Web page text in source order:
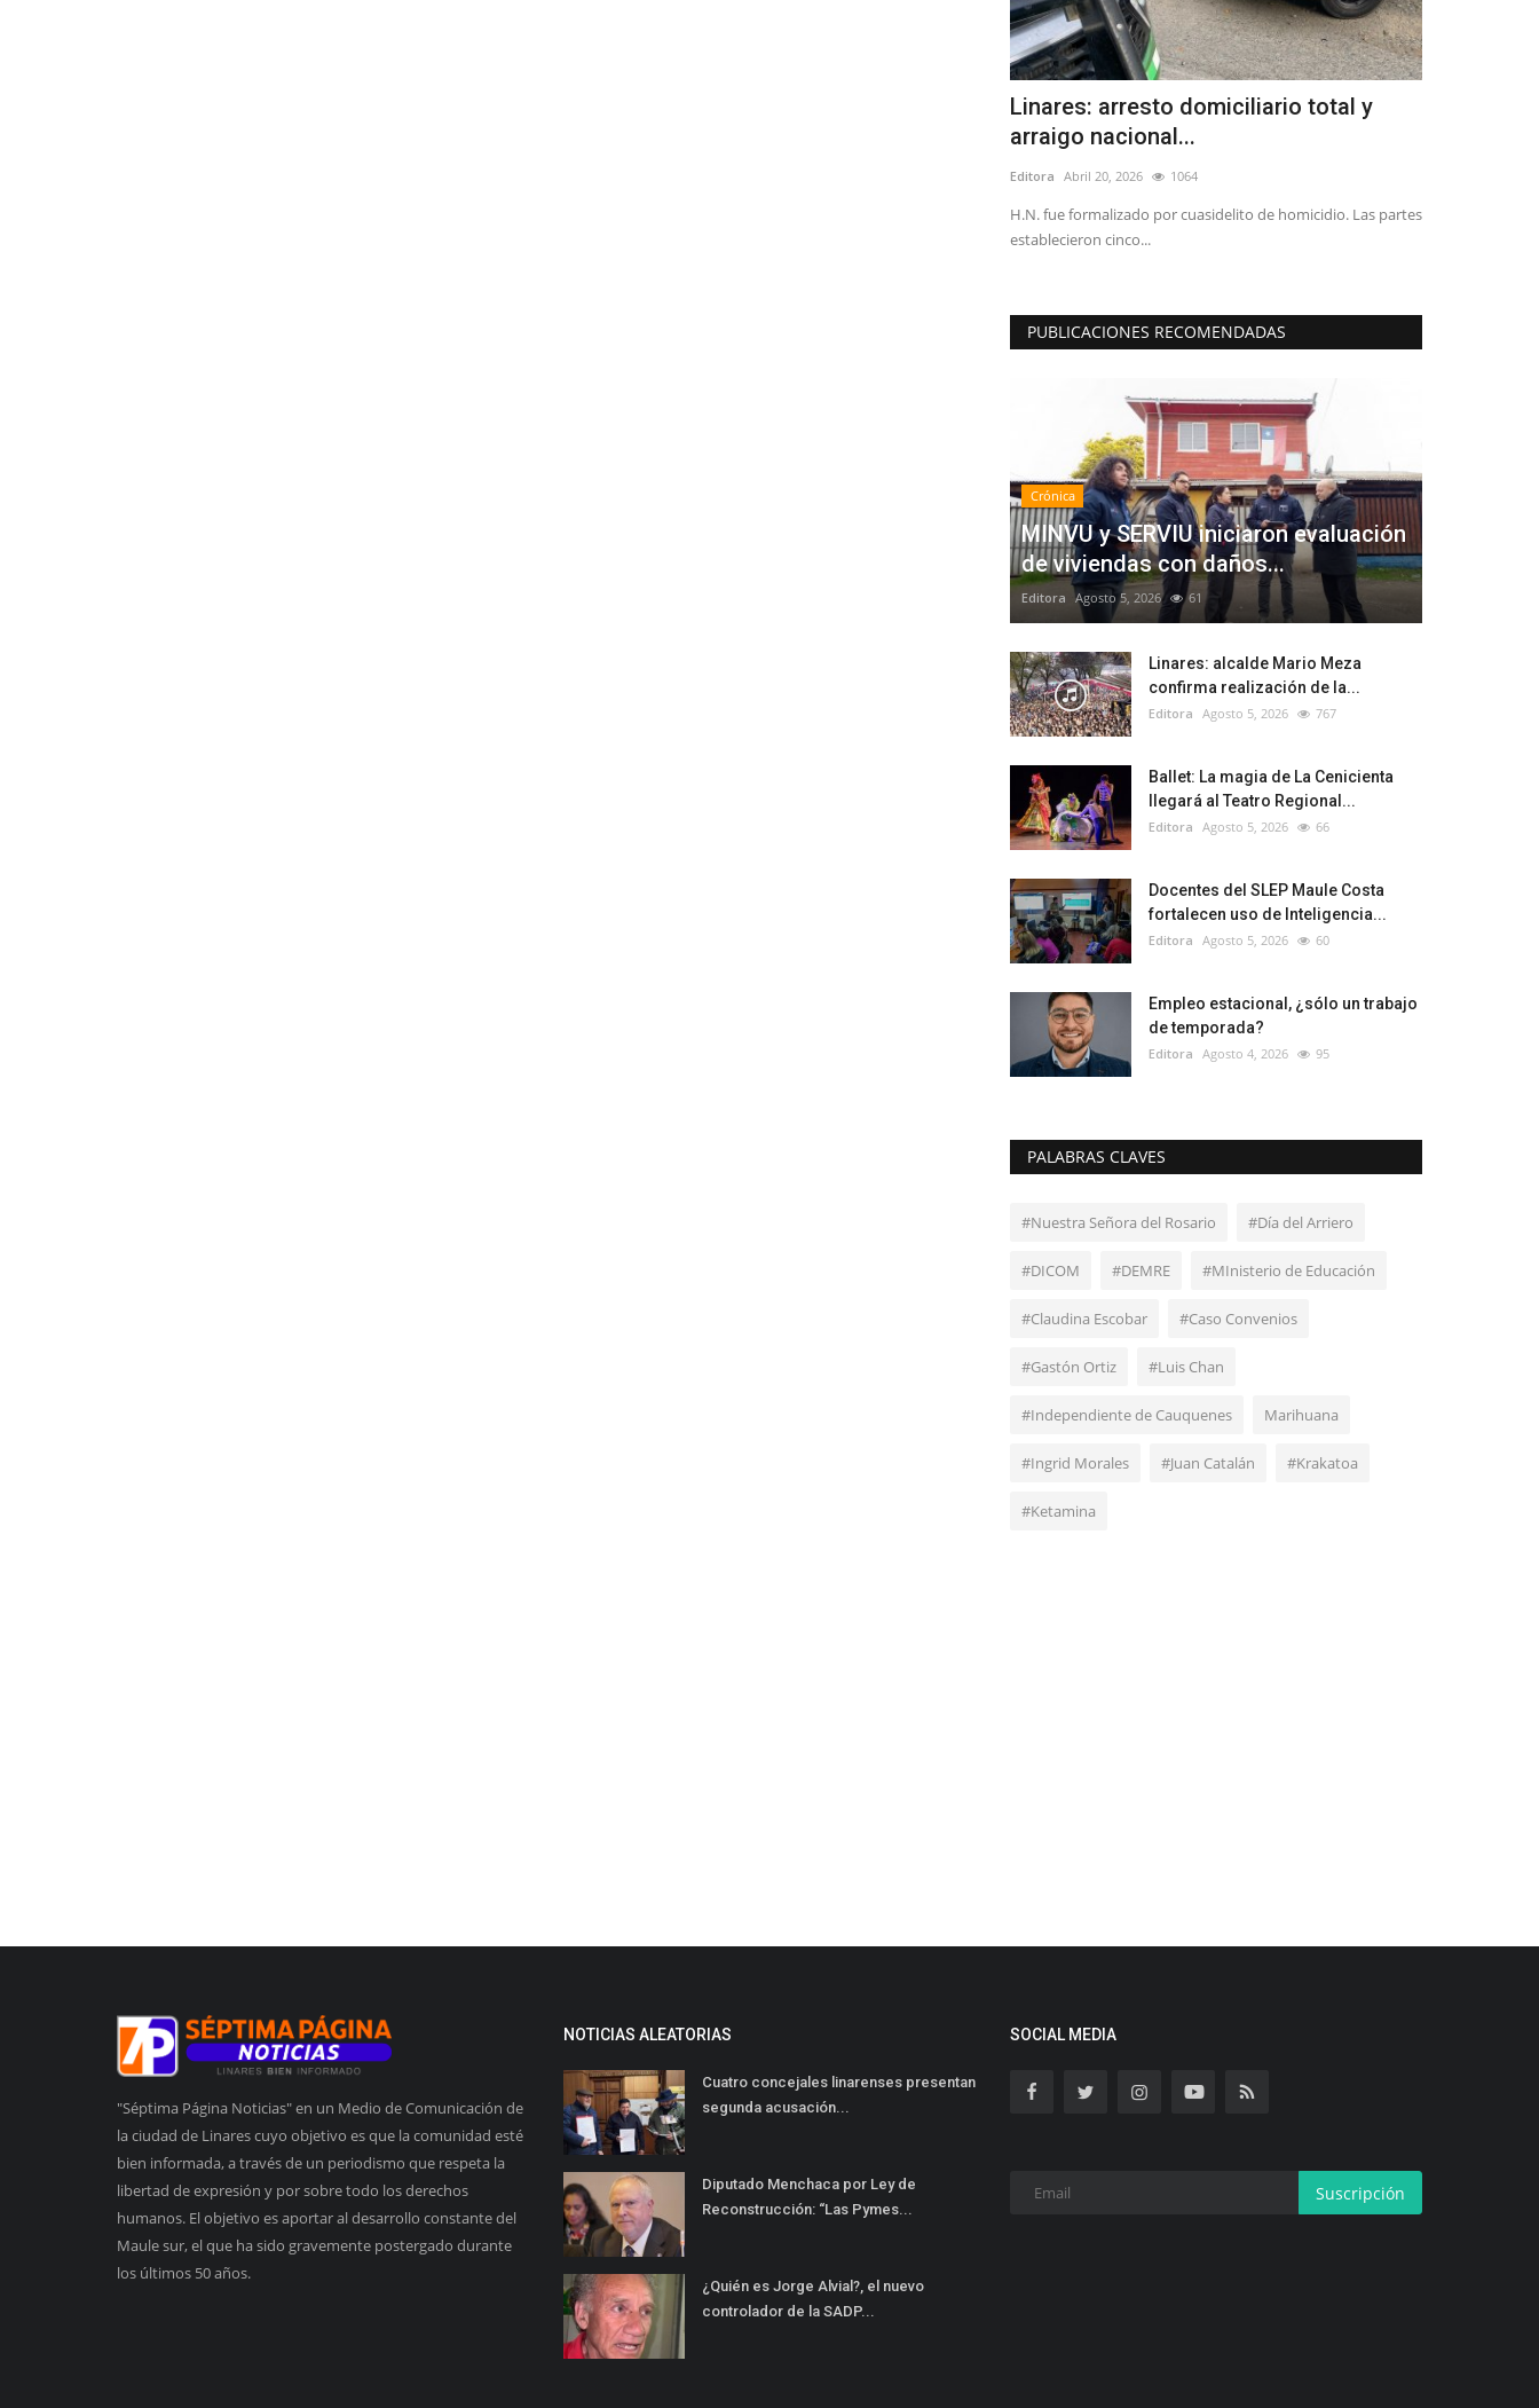
Linares: arresto domiciliario total y
arraigo nacional...
Editora Abril 20, 2026 1064
H.N. fue formalizado por cuasidelito de homicidio. Las partes
establecieron cinco...
PUBLICACIONES RECOMENDADAS
Crónica
MINVU y SERVIU iniciaron evaluación
de viviendas con daños...
Editora Agosto 5, 2026 61
Linares: alcalde Mario Meza
confirma realización de la...
Editora Agosto 5, 2026 767
Ballet: La magia de La Cenicienta
llegará al Teatro Regional...
Editora Agosto 5, 2026 66
Docentes del SLEP Maule Costa
fortalecen uso de Inteligencia...
Editora Agosto 5, 2026 60
Empleo estacional, ¿sólo un trabajo
de temporada?
Editora Agosto 4, 2026 95
PALABRAS CLAVES
#Nuestra Señora del Rosario #Día del Arriero
#DICOM #DEMRE #MInisterio de Educación
#Claudina Escobar #Caso Convenios
#Gastón Ortiz #Luis Chan
#Independiente de Cauquenes Marihuana
#Ingrid Morales #Juan Catalán #Krakatoa
#Ketamina
"Séptima Página Noticias" en un Medio de Comunicación de
la ciudad de Linares cuyo objetivo es que la comunidad esté
bien informada, a través de un periodismo que respeta la
libertad de expresión y por sobre todo los derechos
humanos. El objetivo es aportar al desarrollo constante del
Maule sur, el que ha sido gravemente postergado durante
los últimos 50 años.
NOTICIAS ALEATORIAS
Cuatro concejales linarenses presentan
segunda acusación...
Diputado Menchaca por Ley de
Reconstrucción: “Las Pymes...
¿Quién es Jorge Alvial?, el nuevo
controlador de la SADP...
SOCIAL MEDIA
Suscripción